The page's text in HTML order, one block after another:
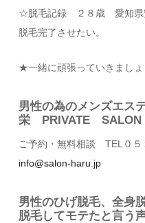
☆脱毛記録 ２８歳 愛知
脱毛完了させたい。
★一緒に頑張っていきましょ
男性の為のメンズエス
栄 PRIVATE
ご予約・無料相談 TEL０
info@salon-haru.jp
男性のひげ脱毛、全身
脱毛してモテたと言う